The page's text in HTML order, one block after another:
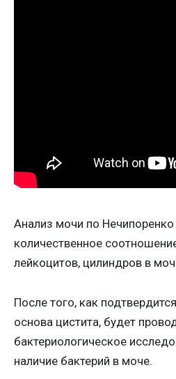
Анализ мочи по
количественное
лейкоцитов, цилиндров в
После того, как
основа цистита, будет
бактериологическое
наличие бактерий в моче.